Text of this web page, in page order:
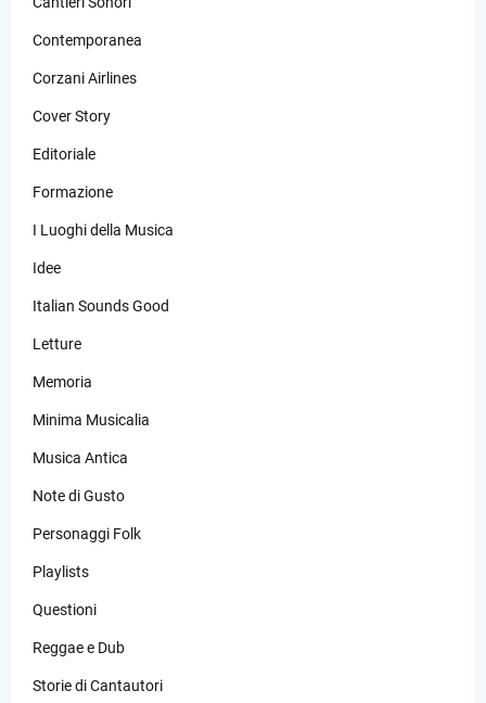
Contemporanea
Corzani Airlines
Cover Story
Editoriale
Formazione
I Luoghi della Musica
Idee
Italian Sounds Good
Letture
Memoria
Minima Musicalia
Musica Antica
Note di Gusto
Personaggi Folk
Playlists
Questioni
Reggae e Dub
Storie di Cantautori